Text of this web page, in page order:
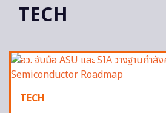
TECH
TECH